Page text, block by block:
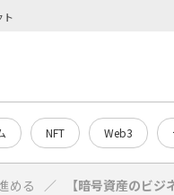
ト
NFT Web3
める 【暗号資産のビ